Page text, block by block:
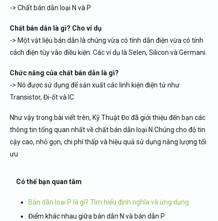
-> Chất bán dẫn loại N và P
Chất bán dẫn là gì? Cho ví dụ
-> Một vật liệu bán dẫn là chúng vừa có tính dẫn điện vừa có tính
cách điện tùy vào điều kiện. Các ví dụ là Selen, Silicon và Germani.
Chức năng của chất bán dẫn là gì?
-> Nó được sử dụng để sản xuất các linh kiện điện tử như
Transistor, Đi-ốt và IC
Như vậy trong bài viết trên, Kỹ Thuật Đo đã giới thiệu đến bạn các
thông tin tổng quan nhất về chất bán dẫn loại N.Chúng cho độ tin
cậy cao, nhỏ gọn, chi phí thấp và hiệu quả sử dụng năng lượng tối
ưu
Có thể bạn quan tâm
Bán dẫn loại P là gì? Tìm hiểu định nghĩa và ứng dụng
Điểm khác nhau giữa bán dẫn N và bán dẫn P